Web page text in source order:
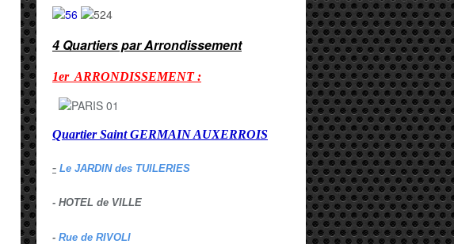
4 Quartiers par Arrondissement
1er ARRONDISSEMENT :
Quartier Saint GERMAIN AUXERROIS
- Le JARDIN des TUILERIES
- HOTEL de VILLE
- Rue de RIVOLI